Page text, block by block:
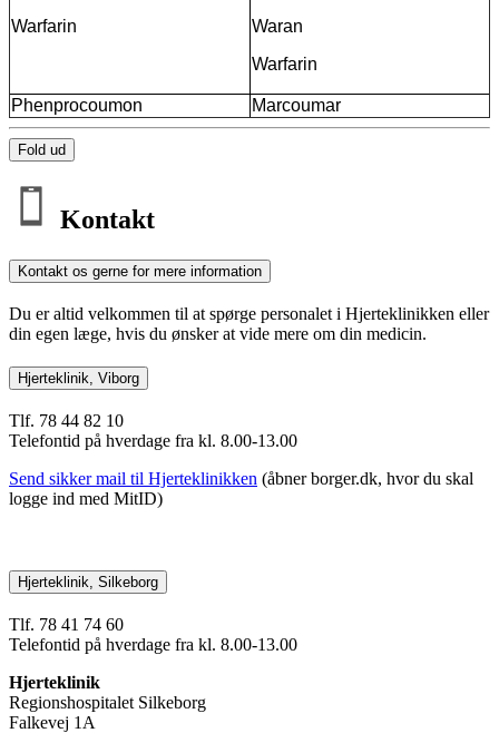
Warfarin
Waran
Warfarin
Phenprocoumon Marcoumar
Fold ud
Kontakt
Kontakt os gerne for mere information
Du er altid velkommen til at spørge personalet i Hjerteklinikken eller
din egen læge, hvis du ønsker at vide mere om din medicin.
Hjerteklinik, Viborg
Tlf. 78 44 82 10
Telefontid på hverdage fra kl. 8.00-13.00
Send sikker mail til Hjerteklinikken (åbner borger.dk, hvor du skal
logge ind med MitID)
Hjerteklinik, Silkeborg
Tlf. 78 41 74 60
Telefontid på hverdage fra kl. 8.00-13.00
Hjerteklinik
Regionshospitalet Silkeborg
Falkevej 1A